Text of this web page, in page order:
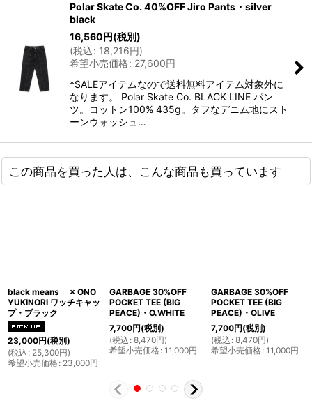
Polar Skate Co. 40%OFF Jiro Pants・silver
black
16,560円(税別)
(税込: 18,216円)
希望小売価格: 27,600円
*SALEアイテムなので送料無料アイテム対象外に
なります。 Polar Skate Co. BLACK LINE パン
ツ。コットン100% 435g。タフなデニム地にスト
ーンウォッシュ…
この商品を買った人は、こんな商品も買っています
black means × ONO
YUKINORI ワッチキャッ
プ・ブラック
23,000円(税別)
(税込 : 25,300円)
希望小売価格: 23,000円
GARBAGE 30%OFF
POCKET TEE (BIG
PEACE)・O.WHITE
7,700円(税別)
(税込 : 8,470円)
希望小売価格: 11,000円
GARBAGE 30%OFF
POCKET TEE (BIG
PEACE)・OLIVE
7,700円(税別)
(税込 : 8,470円)
希望小売価格: 11,000円